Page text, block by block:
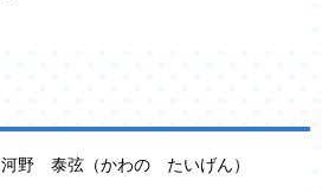
河野 泰弦（かわの たいげん）